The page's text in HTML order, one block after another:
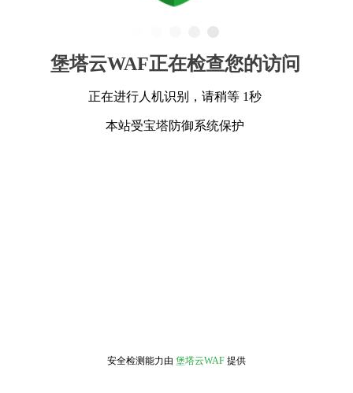
堡塔云WAF正在检查您的访问
正在进行人机识别，请稍等 1秒
本站受宝塔防御系统保护
安全检测能力由 堡塔云WAF 提供